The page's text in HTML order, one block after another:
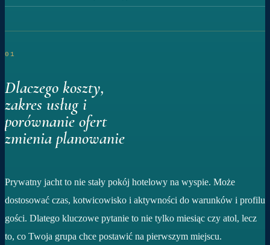
01
Dlaczego koszty,
zakres usług i
porównanie ofert
zmienia planowanie
Prywatny jacht to nie stały pokój hotelowy na wyspie. Może
dostosować czas, kotwicowisko i aktywności do warunków i profilu
gości. Dlatego kluczowe pytanie to nie tylko miesiąc czy atol, lecz
to, co Twoja grupa chce postawić na pierwszym miejscu.